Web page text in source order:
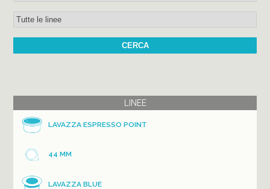
LINEE
LAVAZZA ESPRESSO POINT
44 MM
LAVAZZA BLUE